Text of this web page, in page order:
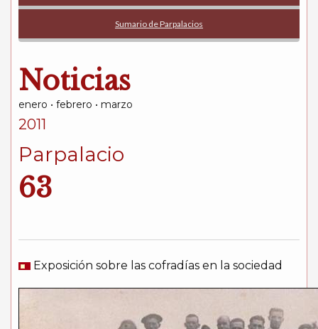
Sumario de Parpalacios
Noticias
enero • febrero • marzo
2011
Parpalacio
63
Exposición sobre las cofradías en la sociedad